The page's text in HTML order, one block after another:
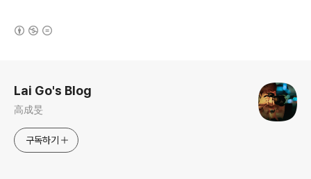
Lai Go's Blog
高成旻
구독하기